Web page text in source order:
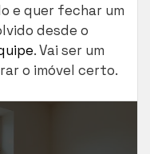
e quer fechar um
desde o
. Vai ser um
o imóvel certo.